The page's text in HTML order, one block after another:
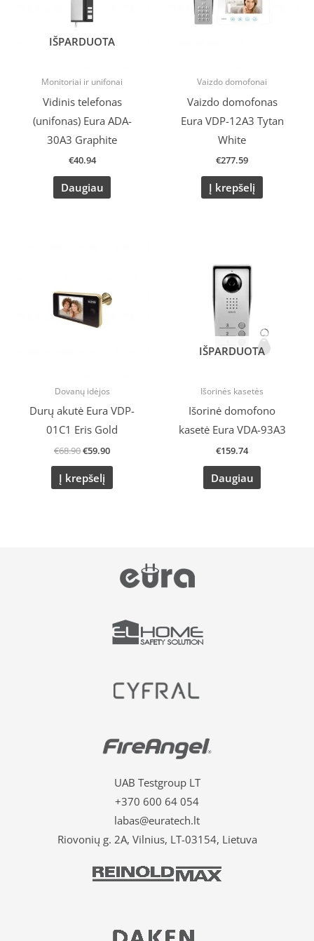
IŠPARDUOTA
Monitoriai ir unifonai
Vidinis telefonas
(unifonas) Eura ADA-
30A3 Graphite
€40.94
Daugiau
Vaizdo domofonai
Vaizdo domofonas
Eura VDP-12A3 Tytan
White
€277.59
Į krepšelį
Dovanų idėjos
Durų akutė Eura VDP-
01C1 Eris Gold
€68.90€59.90
Į krepšelį
IŠPARDUOTA
Išorinės kasetės
Išorinė domofono
kasetė Eura VDA-93A3
€159.74
Daugiau
UAB Testgroup LT
+370 600 64 054
labas@euratech.lt
Riovonių g. 2A, Vilnius, LT-03154, Lietuva